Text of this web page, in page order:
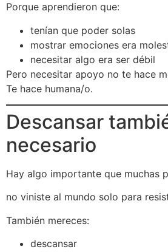
Porque aprendieron que:
tenían que poder solas
mostrar emociones era
necesitar algo era ser débil
Pero necesitar apoyo no te hace
Te hace humana/o.
Descansar
necesario
Hay algo importante que muchas
no viniste al mundo solo para
También mereces:
descansar